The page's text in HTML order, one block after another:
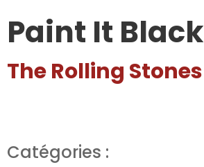
Paint It Black
The Rolling Stones
Catégories :